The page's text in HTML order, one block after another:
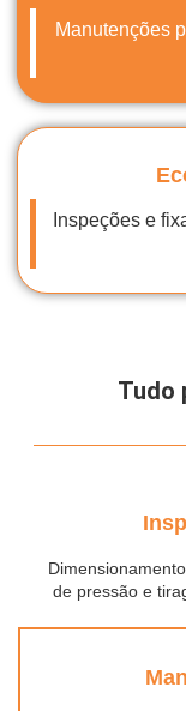
Manutenções
Inspeções e
Tudo
de pressão e